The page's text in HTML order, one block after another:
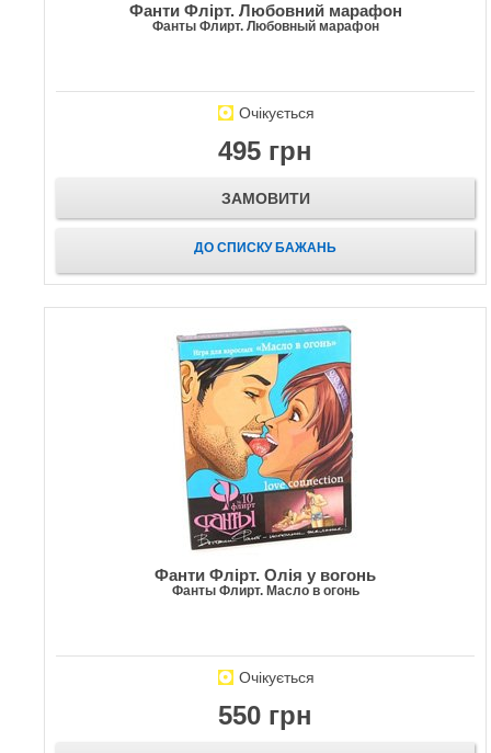
Фанти Флірт. Любовний марафон
Фанты Флирт. Любовный марафон
Очікується
495 грн
ЗАМОВИТИ
ДО СПИСКУ БАЖАНЬ
Фанти Флірт. Олія у вогонь
Фанты Флирт. Масло в огонь
Очікується
550 грн